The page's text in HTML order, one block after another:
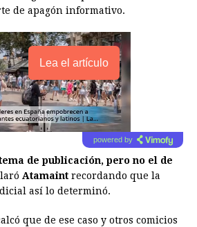
de apagón informativo.
Lea el artículo
powered by
de publicación, pero no el de
Atamaint recordando que la
así lo determinó.
que de ese caso y otros comicios